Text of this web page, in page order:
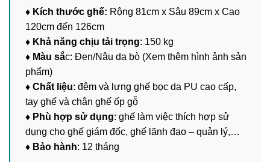
♦ Kích thước ghế: Rộng 81cm x Sâu 89cm x Cao
120cm đến 126cm
♦ Khả năng chịu tải trọng: 150 kg
♦ Màu sắc: Đen/Nâu da bò (Xem thêm hình ảnh sản
phẩm)
♦ Chất liệu: đệm và lưng ghế bọc da PU cao cấp,
tay ghế và chân ghế ốp gỗ
♦ Phù hợp sử dụng: ghế làm việc thích hợp sử
dụng cho ghế giám đốc, ghế lãnh đạo – quản lý,…
♦ Bảo hành: 12 tháng